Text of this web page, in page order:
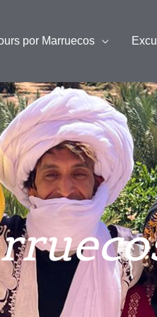
por Marruecos